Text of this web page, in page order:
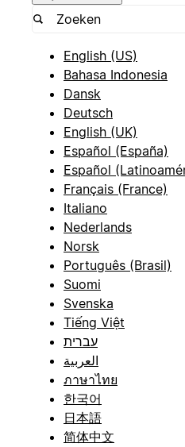
English (US)
Bahasa Indonesia
Dansk
Deutsch
English (UK)
Español (España)
Español
Français (France)
Italiano
Nederlands
Norsk
Português (Brasil)
Suomi
Svenska
Tiếng Việt
עברית
العربية
ภาษาไทย
한국어
日本語
简体中文